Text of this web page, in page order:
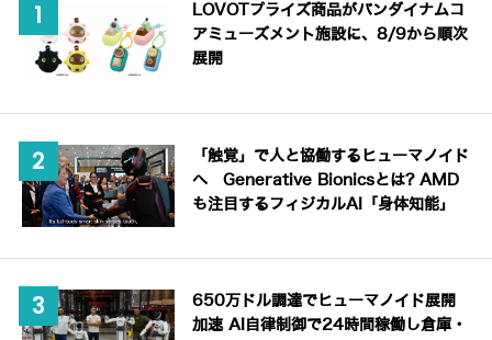
LOVOTプライズ商品がバンダイナムコ
アミューズメント施設に、8/9から順次
展開
「触覚」で人と協働するヒューマノイド
へ Generative Bionicsとは? AMD
も注目するフィジカルAI「身体知能」
650万ドル調達でヒューマノイド展開
加速 AI自律制御で24時間稼働し倉庫・